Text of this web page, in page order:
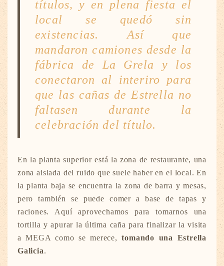
títulos, y en plena fiesta el
local se quedó sin
existencias. Así que
mandaron camiones desde la
fábrica de La Grela y los
conectaron al interiro para
que las cañas de Estrella no
faltasen durante la
celebración del título.
En la planta superior está la zona de restaurante, una
zona aislada del ruido que suele haber en el local. En
la planta baja se encuentra la zona de barra y mesas,
pero también se puede comer a base de tapas y
raciones. Aquí aprovechamos para tomarnos una
tortilla y apurar la última caña para finalizar la visita
a MEGA como se merece,tomando una Estrella
Galicia.